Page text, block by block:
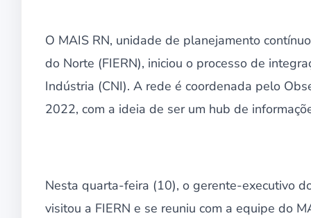
O MAIS RN, unidade de planejamento
do Norte (FIERN), iniciou o processo de
Indústria (CNI). A rede é coordenada pelo
2022, com a ideia de ser um hub de
Nesta quarta-feira (10), o gerente-executivo
visitou a FIERN e se reuniu com a equipe do